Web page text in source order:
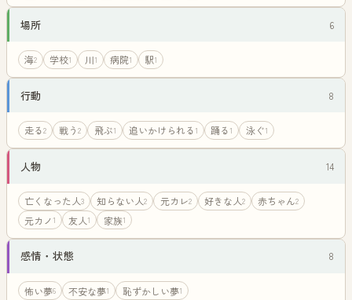
場所 6
海2 学校1 川1 病院1 駅1
行動 8
走る2 戦う2 飛ぶ1 追いかけられる1 踊る1 泳ぐ1
人物 14
亡くなった人3 知らない人2 元カレ2 好きな人2 赤ちゃん2
元カノ1 友人1 家族1
感情・状態 8
怖い夢6 不安な夢1 恥ずかしい夢1